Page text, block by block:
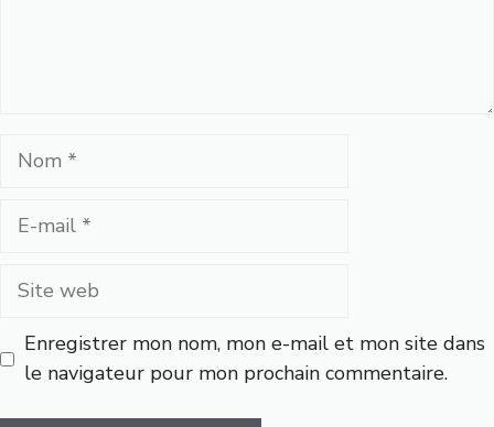
Nom
Site
Enregistrer mon nom, mon e-mail et mon site dans
le navigateur pour mon prochain commentaire.